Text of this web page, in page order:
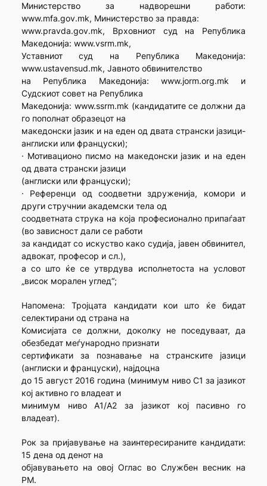
Министерство за надворешни работи:
www.mfa.gov.mk, Министерство за правда:
www.pravda.gov.mk, Врховниот суд на Република
Македонија: www.vsrm.mk,
Уставниот суд на Република Македонија:
www.ustavensud.mk, Јавното обвинителство
на Република Македонија: www.jorm.org.mk и
Судскиот совет на Република
Македонија: www.ssrm.mk (кандидатите се должни да
го пополнат образецот на
македонски јазик и на еден од двата странски јазици-
англиски или француски);
· Мотивационо писмо на македонски јазик и на еден
од двата странски јазици
(англиски или француски);
· Референци од соодветни здруженија, комори и
други стручнии академски тела од
соодветната струка на која професионално припаѓаат
(во зависност дали се работи
за кандидат со искуство како судија, јавен обвинител,
адвокат, професор и сл.),
а со што ќе се утврдува исполнетоста на условот
„висок морален углед“;
Напомена: Тројцата кандидати кои што ќе бидат
селектирани од страна на
Комисијата се должни, доколку не поседуваат, да
обезбедат меѓународно признати
сертификати за познавање на странските јазици
(англиски и француски), најдоцна
до 15 август 2016 година (минимум ниво C1 за јазикот
кој активно го владеат и
минимум ниво A1/A2 за јазикот кој пасивно го
владеат).
Рок за пријавување на заинтересираните кандидати:
15 дена од денот на
објавувањето на овој Oглас во Службен весник на
РМ.